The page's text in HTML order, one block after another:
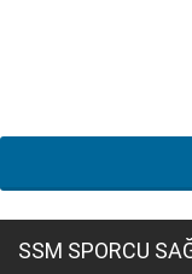
SSM SPORCU